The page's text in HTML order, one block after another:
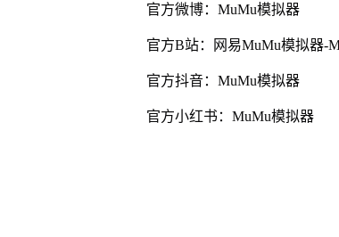
官方微博：MuMu模拟器
官方B站：网易MuMu模拟器-
官方抖音：MuMu模拟器
官方小红书：MuMu模拟器